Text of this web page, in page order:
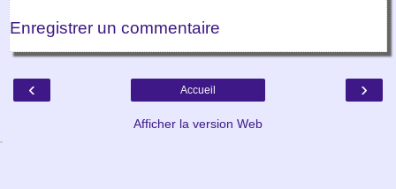
Enregistrer un commentaire
‹ ›
Accueil
Afficher la version Web